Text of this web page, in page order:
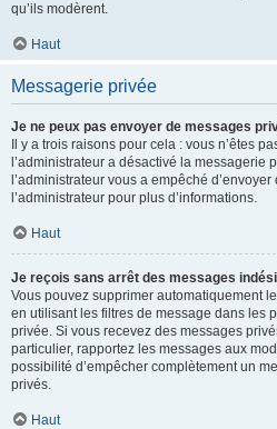
qu’ils modèrent.
Haut
Messagerie privée
Je ne peux pas envoyer de messages
Il y a trois raisons pour cela : vous n’êtes
l’administrateur a désactivé la messagerie
l’administrateur vous a empêché
l’administrateur pour plus d’informations.
Haut
Je reçois sans arrêt des messages
Vous pouvez supprimer automatiquement
en utilisant les filtres de message dans les
privée. Si vous recevez des messages
particulier, rapportez les messages aux
possibilité d’empêcher complètement un
privés.
Haut